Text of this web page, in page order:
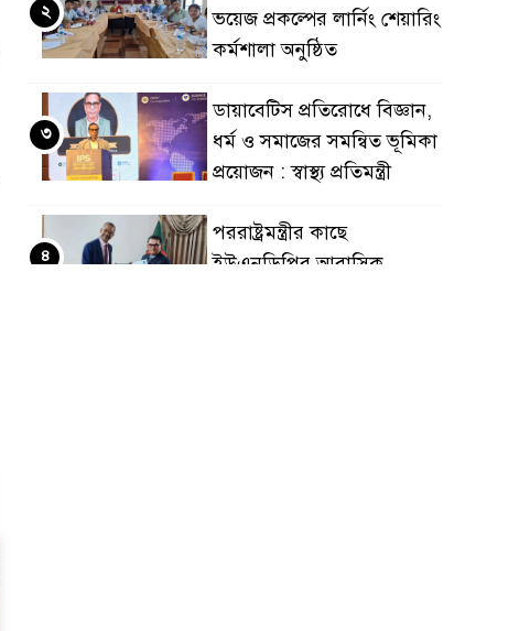
ভয়েজ প্রকল্পের লার্নিং শেয়ারিং
কর্মশালা অনুষ্ঠিত
২
ডায়াবেটিস প্রতিরোধে বিজ্ঞান,
ধর্ম ও সমাজের সমন্বিত ভূমিকা
প্রয়োজন : স্বাস্থ্য প্রতিমন্ত্রী
৩
পররাষ্ট্রমন্ত্রীর কা‌ছে
ইউএনডিপির আবাসিক
৪